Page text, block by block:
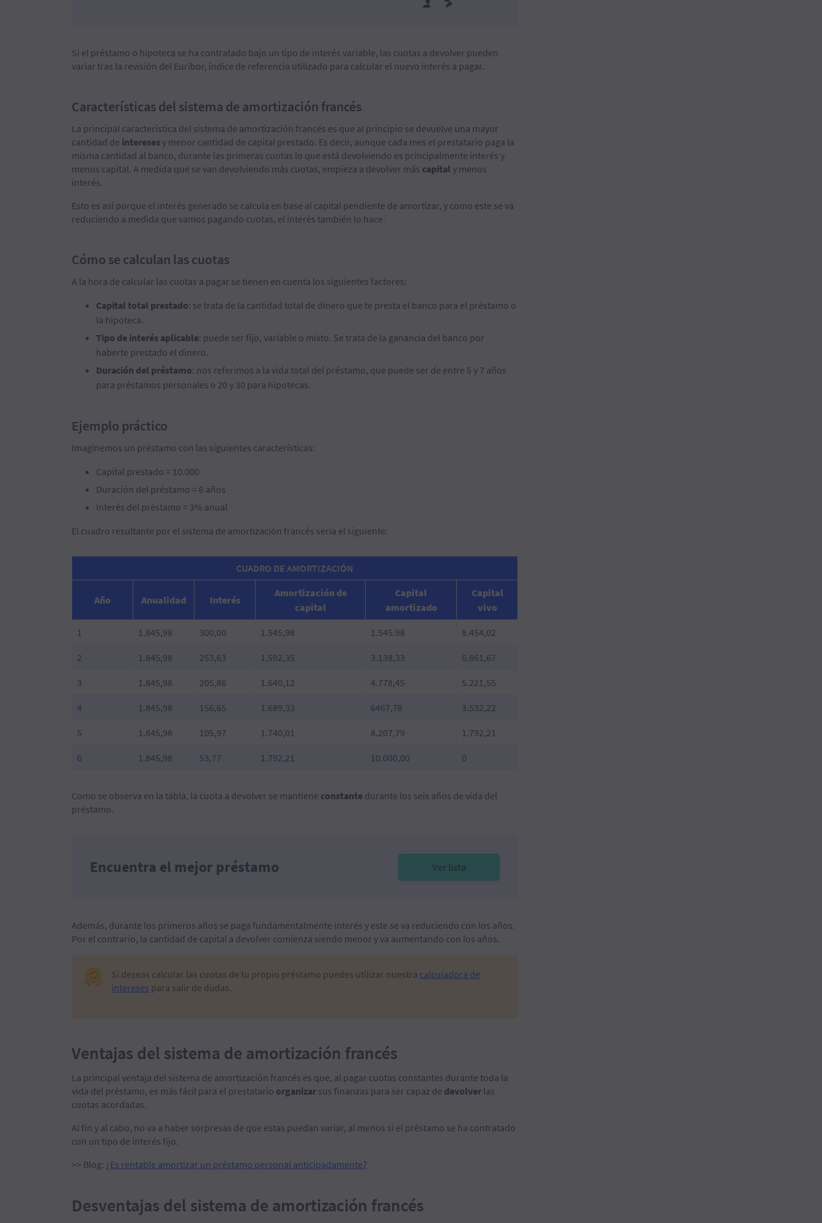
Si el préstamo o hipoteca se ha contratado bajo un tipo de interés variable, las cuotas a devolver pueden
variar tras la revisión del Euribor, índice de referencia utilizado para calcular el nuevo interés a pagar.
Características del sistema de amortización francés
La principal característica del sistema de amortización francés es que al principio se devuelve una mayor
cantidad de interesesy menor cantidad de capital prestado. Es decir, aunque cada mes el prestatario paga la
misma cantidad al banco, durante las primeras cuotas lo que está devolviendo es principalmente interés y
menos capital. A medida que se van devolviendo más cuotas, empieza a devolver más capital y menos
interés.
Esto es así porque el interés generado se calcula en base al capital pendiente de amortizar, y como este se va
reduciendo a medida que vamos pagando cuotas, el interés también lo hace.
Cómo se calculan las cuotas
A la hora de calcular las cuotas a pagar se tienen en cuenta los siguientes factores:
Capital total prestado: se trata de la cantidad total de dinero que te presta el banco para el préstamo o
la hipoteca.
Tipo de interés aplicable: puede ser fijo, variable o mixto. Se trata de la ganancia del banco por
haberte prestado el dinero.
Duración del préstamo: nos referimos a la vida total del préstamo, que puede ser de entre 5 y 7 años
para préstamos personales o 20 y 30 para hipotecas.
Ejemplo práctico
Imaginemos un préstamo con las siguientes características:
Capital prestado = 10.000
Duración del préstamo = 6 años
Interés del préstamo = 3% anual
El cuadro resultante por el sistema de amortización francés sería el siguiente:
CUADRO DE AMORTIZACIÓN
Año Anualidad Interés
Amortización de
capital
Capital
amortizado
Capital
vivo
1 1.845,98 300,00 1.545,98 1.545.98 8.454,02
2 1.845,98 253,63 1.592,35 3.138,33 6.861,67
3 1.845,98 205,86 1.640,12 4.778,45 5.221,55
4 1.845,98 156,65 1.689,33 6467,78 3.532,22
5 1.845,98 105,97 1.740,01 8.207,79 1.792,21
6 1.845,98 53,77 1.792,21 10.000,00 0
Como se observa en la tabla, la cuota a devolver se mantiene constante durante los seis años de vida del
préstamo.
Encuentra el mejor préstamo Ver lista
Además, durante los primeros años se paga fundamentalmente interés y este se va reduciendo con los años.
Por el contrario, la cantidad de capital a devolver comienza siendo menor y va aumentando con los años.
Si deseas calcular las cuotas de tu propio préstamo puedes utilizar nuestra calculadora de
intereses para salir de dudas.
Ventajas del sistema de amortización francés
La principal ventaja del sistema de amortización francés es que, al pagar cuotas constantes durante toda la
vida del préstamo, es más fácil para el prestatario organizar sus finanzas para ser capaz de devolver las
cuotas acordadas.
Al fin y al cabo, no va a haber sorpresas de que estas puedan variar, al menos si el préstamo se ha contratado
con un tipo de interés fijo.
>> Blog: ¿Es rentable amortizar un préstamo personal anticipadamente?
Desventajas del sistema de amortización francés